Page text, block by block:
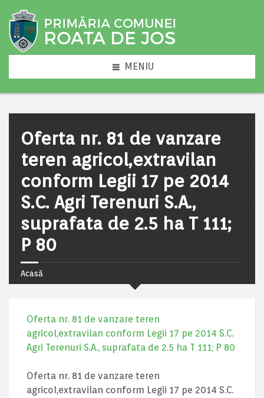
MENIU
Oferta nr. 81 de vanzare
teren agricol,extravilan
conform Legii 17 pe 2014
S.C. Agri Terenuri S.A.,
suprafata de 2.5 ha T 111;
P 80
Acasă
Oferta nr. 81 de vanzare teren
agricol,extravilan conform Legii 17 pe 2014 S.C.
Agri Terenuri S.A., suprafata de 2.5 ha T 111; P 80
Oferta nr. 81 de vanzare teren
agricol,extravilan conform Legii 17 pe 2014 S.C.